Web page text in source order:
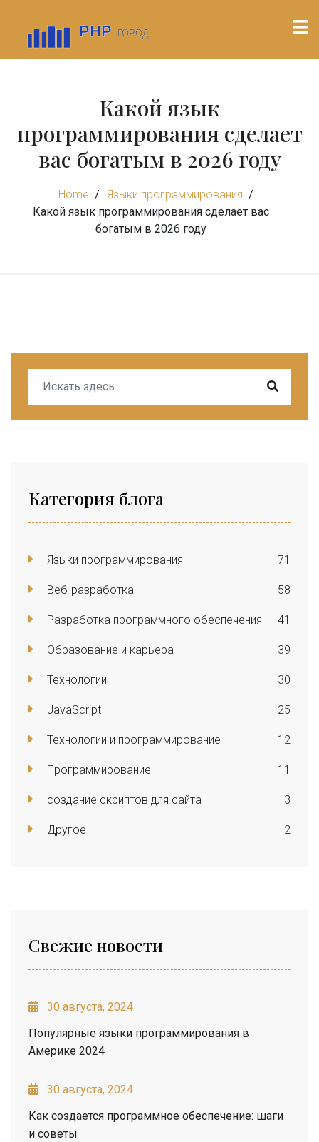
Какой язык
программирования сделает
вас богатым в 2026 году
Home
Языки программирования
Какой язык программирования сделает вас
богатым в 2026 году
Категория блога
Языки программирования 71
Веб-разработка 58
Разработка программного обеспечения 41
Образование и карьера 39
Технологии 30
JavaScript 25
Технологии и программирование 12
Программирование 11
создание скриптов для сайта 3
Другое 2
Свежие новости
30 августа, 2024
Популярные языки программирования в
Америке 2024
30 августа, 2024
Как создается программное обеспечение: шаги
и советы